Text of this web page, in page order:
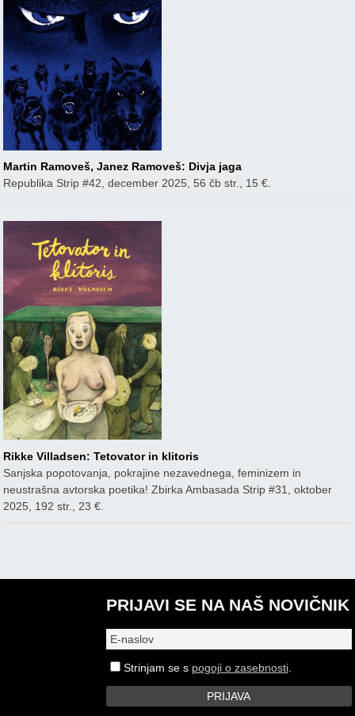
Martin Ramoveš, Janez Ramoveš: Divja jaga
Republika Strip #42, december 2025, 56 čb str., 15 €.
Rikke Villadsen: Tetovator in klitoris
Sanjska popotovanja, pokrajine nezavednega, feminizem in
neustrašna avtorska poetika! Zbirka Ambasada Strip #31, oktober
2025, 192 str., 23 €.
PRIJAVI SE NA NAŠ NOVIČNIK
Strinjam se s pogoji o zasebnosti.